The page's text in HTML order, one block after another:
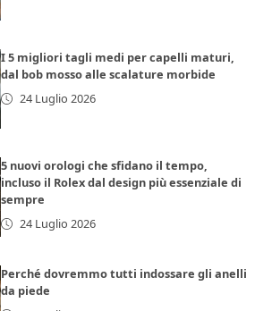
I 5 migliori tagli medi per capelli maturi,
dal bob mosso alle scalature morbide
24 Luglio 2026
5 nuovi orologi che sfidano il tempo,
incluso il Rolex dal design più essenziale di
sempre
24 Luglio 2026
Perché dovremmo tutti indossare gli anelli
da piede